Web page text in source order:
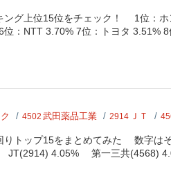
ング上位15位をチェック！ 1位：
：NTT 3.70% 7位：トヨタ 3.51%
4502 武田薬品工業 2914 ＪＴ
りトップ15をまとめてみた 数字
4.05% 第一三共(4568)